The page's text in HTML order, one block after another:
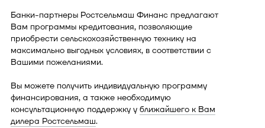
Банки-партнеры Ростсельмаш Финанс предлагают
Вам программы кредитования, позволяющие
приобрести сельскохозяйственную технику на
максимально выгодных условиях, в соответствии с
Вашими пожеланиями.
Вы можете получить индивидуальную программу
финансирования, а также необходимую
консультационную поддержку у ближайшего к Вам
дилера Ростсельмаш.